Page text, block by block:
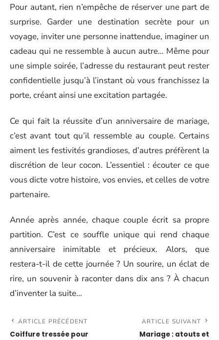
Pour autant, rien n’empêche de réserver une part de
surprise. Garder une destination secrète pour un
voyage, inviter une personne inattendue, imaginer un
cadeau qui ne ressemble à aucun autre… Même pour
une simple soirée, l’adresse du restaurant peut rester
confidentielle jusqu’à l’instant où vous franchissez la
porte, créant ainsi une excitation partagée.
Ce qui fait la réussite d’un anniversaire de mariage,
c’est avant tout qu’il ressemble au couple. Certains
aiment les festivités grandioses, d’autres préfèrent la
discrétion de leur cocon. L’essentiel : écouter ce que
vous dicte votre histoire, vos envies, et celles de votre
partenaire.
Année après année, chaque couple écrit sa propre
partition. C’est ce souffle unique qui rend chaque
anniversaire inimitable et précieux. Alors, que
restera-t-il de cette journée ? Un sourire, un éclat de
rire, un souvenir à raconter dans dix ans ? À chacun
d’inventer la suite…
ARTICLE PRÉCÉDENT
Coiffure tressée pour
ARTICLE SUIVANT
Mariage : atouts et